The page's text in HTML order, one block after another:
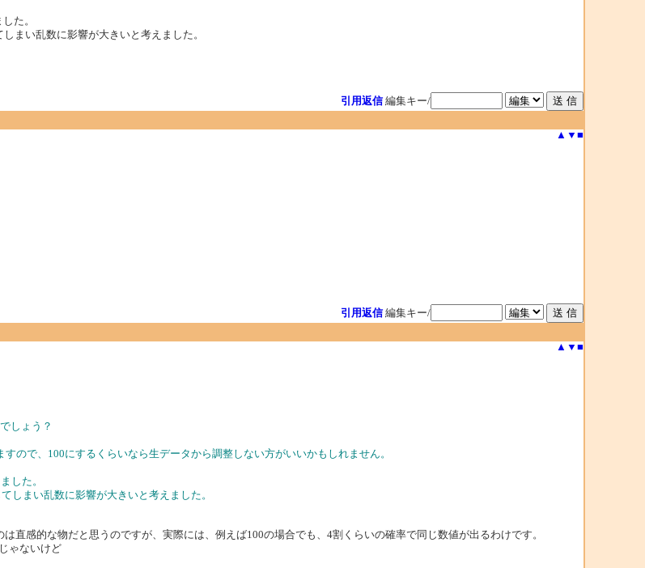
た。
まい乱数に影響が大きいと考えました。
引用返信 編集キー/
▲ ▼ ■
引用返信 編集キー/
▲ ▼ ■
しょう？
ので、100にするくらいなら生データから調整しない方がいいかもしれません。
した。
しまい乱数に影響が大きいと考えました。
直感的な物だと思うのですが、実際には、例えば100の場合でも、4割くらいの確率で同じ数値が出るわけです。
ゃないけど